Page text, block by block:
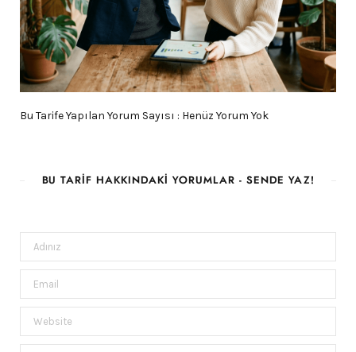
Bu Tarife Yapılan Yorum Sayısı : Henüz Yorum Yok
BU TARIF HAKKINDAKI YORUMLAR - SENDE YAZ!